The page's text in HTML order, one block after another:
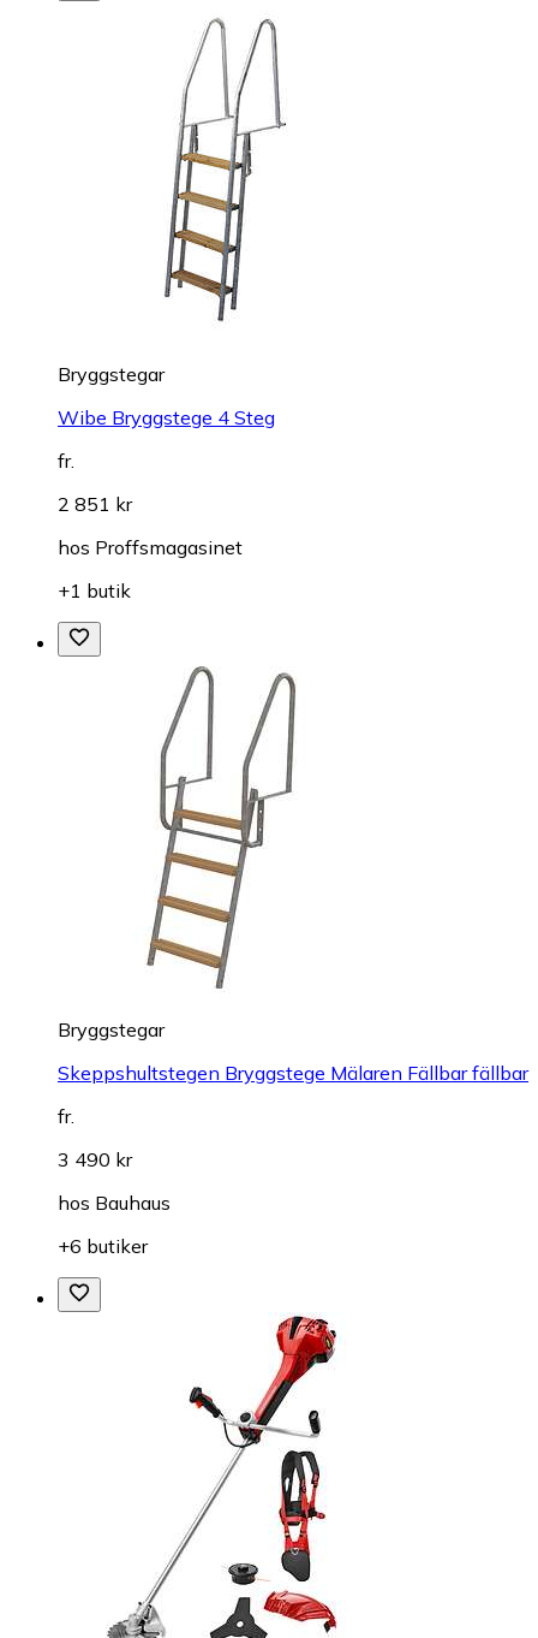
Bryggstegar
Wibe Bryggstege 4 Steg
fr.
2 851 kr
hos Proffsmagasinet
+1 butik
Bryggstegar
Skeppshultstegen Bryggstege Mälaren Fällbar fällbar
fr.
3 490 kr
hos Bauhaus
+6 butiker